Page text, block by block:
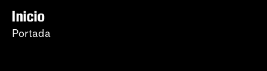
Inicio
Portada